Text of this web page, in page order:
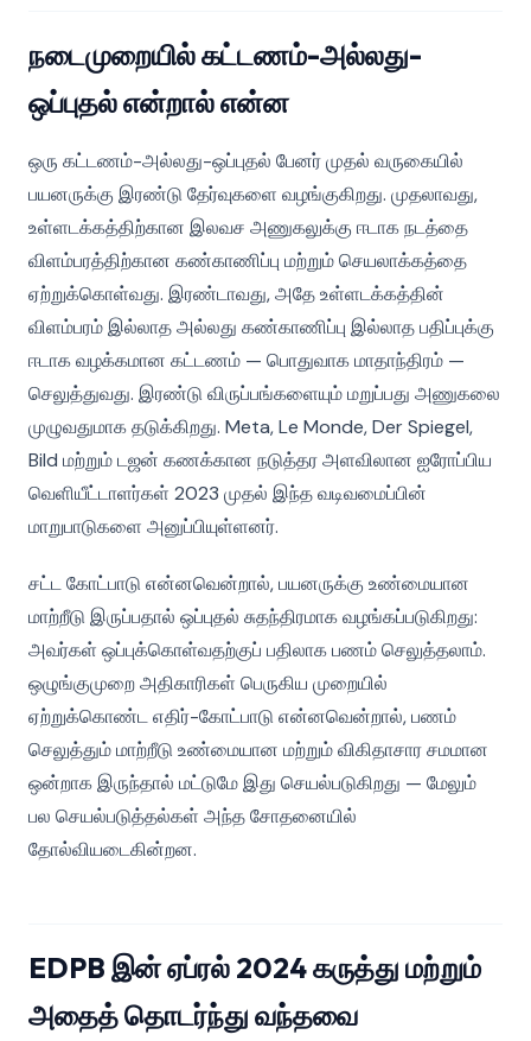
நடைமுறையில் கட்டணம்-அல்லது-
ஒப்புதல் என்றால் என்ன
ஒரு கட்டணம்-அல்லது-ஒப்புதல் பேனர் முதல் வருகையில்
பயனருக்கு இரண்டு தேர்வுகளை வழங்குகிறது. முதலாவது,
உள்ளடக்கத்திற்கான இலவச அணுகலுக்கு ஈடாக நடத்தை
விளம்பரத்திற்கான கண்காணிப்பு மற்றும் செயலாக்கத்தை
ஏற்றுக்கொள்வது. இரண்டாவது, அதே உள்ளடக்கத்தின்
விளம்பரம் இல்லாத அல்லது கண்காணிப்பு இல்லாத பதிப்புக்கு
ஈடாக வழக்கமான கட்டணம் — பொதுவாக மாதாந்திரம் —
செலுத்துவது. இரண்டு விருப்பங்களையும் மறுப்பது அணுகலை
முழுவதுமாக தடுக்கிறது. Meta, Le Monde, Der Spiegel,
Bild மற்றும் டஜன் கணக்கான நடுத்தர அளவிலான ஐரோப்பிய
வெளியீட்டாளர்கள் 2023 முதல் இந்த வடிவமைப்பின்
மாறுபாடுகளை அனுப்பியுள்ளனர்.
சட்ட கோட்பாடு என்னவென்றால், பயனருக்கு உண்மையான
மாற்றீடு இருப்பதால் ஒப்புதல் சுதந்திரமாக வழங்கப்படுகிறது:
அவர்கள் ஒப்புக்கொள்வதற்குப் பதிலாக பணம் செலுத்தலாம்.
ஒழுங்குமுறை அதிகாரிகள் பெருகிய முறையில்
ஏற்றுக்கொண்ட எதிர்-கோட்பாடு என்னவென்றால், பணம்
செலுத்தும் மாற்றீடு உண்மையான மற்றும் விகிதாசார சமமான
ஒன்றாக இருந்தால் மட்டுமே இது செயல்படுகிறது — மேலும்
பல செயல்படுத்தல்கள் அந்த சோதனையில்
தோல்வியடைகின்றன.
EDPB இன் ஏப்ரல் 2024 கருத்து மற்றும்
அதைத் தொடர்ந்து வந்தவை